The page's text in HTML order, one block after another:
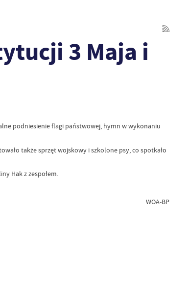
3 Maja i
podniesienie flagi państwowej, hymn w wykonaniu
także sprzęt wojskowy i szkolone psy, co spotkało
Hak z zespołem.
WOA-BP